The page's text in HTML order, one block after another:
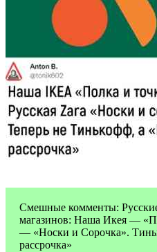
Смешные комменты:
магазинов: Наша Икея —
— «Носки и Сорочка».
рассрочка»